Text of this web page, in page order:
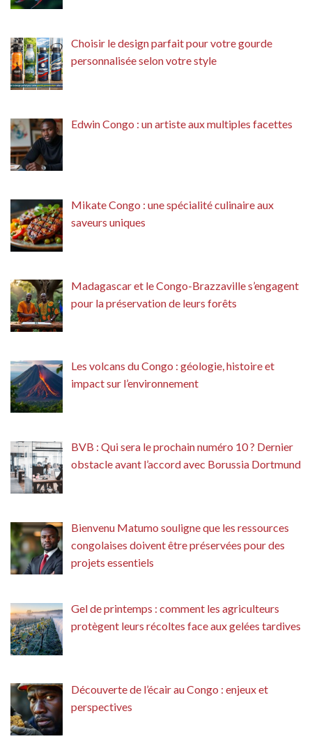
Choisir le design parfait pour votre gourde
personnalisée selon votre style
Edwin Congo : un artiste aux multiples facettes
Mikate Congo : une spécialité culinaire aux
saveurs uniques
Madagascar et le Congo-Brazzaville s’engagent
pour la préservation de leurs forêts
Les volcans du Congo : géologie, histoire et
impact sur l’environnement
BVB : Qui sera le prochain numéro 10 ? Dernier
obstacle avant l’accord avec Borussia Dortmund
Bienvenu Matumo souligne que les ressources
congolaises doivent être préservées pour des
projets essentiels
Gel de printemps : comment les agriculteurs
protègent leurs récoltes face aux gelées tardives
Découverte de l’écair au Congo : enjeux et
perspectives